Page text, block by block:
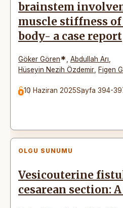
brainstem
muscle stiffness
body- a case report
Göker Gören* Abdullah Arı
Hüseyin Nezih Özdemir
Figen
10 Haziran 2025Sayfa 394-
OLGU SUNUMU
Vesicouterine
cesarean section: